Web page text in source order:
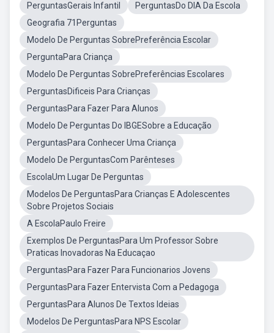
PerguntasGerais Infantil
PerguntasDo DIA Da Escola
Geografia 71Perguntas
Modelo De Perguntas SobrePreferência Escolar
PerguntaPara Criança
Modelo De Perguntas SobrePreferências Escolares
PerguntasDificeis Para Crianças
PerguntasPara Fazer Para Alunos
Modelo De Perguntas Do IBGESobre a Educação
PerguntasPara Conhecer Uma Criança
Modelo De PerguntasCom Parênteses
EscolaUm Lugar De Perguntas
Modelos De PerguntasPara Crianças E Adolescentes
Sobre Projetos Sociais
A EscolaPaulo Freire
Exemplos De PerguntasPara Um Professor Sobre
Praticas Inovadoras Na Educaçao
PerguntasPara Fazer Para Funcionarios Jovens
PerguntasPara Fazer Entervista Com a Pedagoga
PerguntasPara Alunos De Textos Ideias
Modelos De PerguntasPara NPS Escolar